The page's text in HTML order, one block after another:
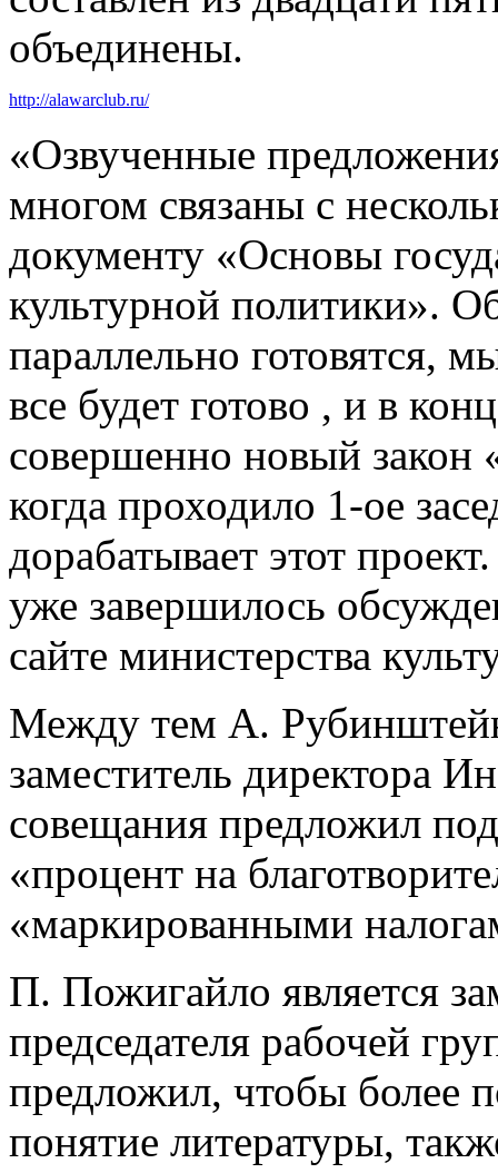
объединены.
http://alawarclub.ru/
«Озвученные
многом связаны с
документу «Основы
культурной политики».
параллельно готовятся,
все будет готово , и в
совершенно новый закон
когда проходило 1-ое
дорабатывает этот
уже завершилось
сайте министерства
Между тем А.
заместитель директора
совещания предложил
«процент на
«маркированными
П. Пожигайло является
председателя рабочей
предложил, чтобы более
понятие литературы,